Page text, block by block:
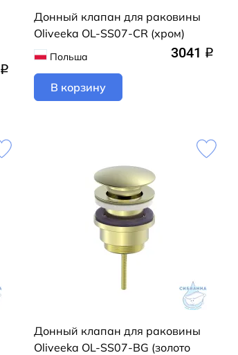
q
Донный клапан для раковины
Oliveeka OL-SS07-CR (хром)
Польша 3041 q
В корзину
Донный клапан для раковины
Oliveeka OL-SS07-BG (золото